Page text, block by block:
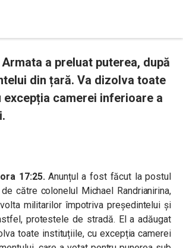
a preluat puterea, după
din țară. Va dizolva toate
camerei inferioare a
17:25.Anunțul a fost făcut la postul
către colonelul Michael Randrianirina,
militarilor împotriva președintelui și
protestele de stradă. El a adăugat
toate instituțiile, cu excepția camerei